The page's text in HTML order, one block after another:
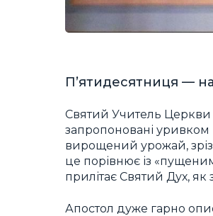
П’ятидесятниця —
Святий Учитель Церкви
запропоновані уривком
вирощений урожай,
це порівнює із
прилітає Святий Дух, як
Апостол дуже гарно